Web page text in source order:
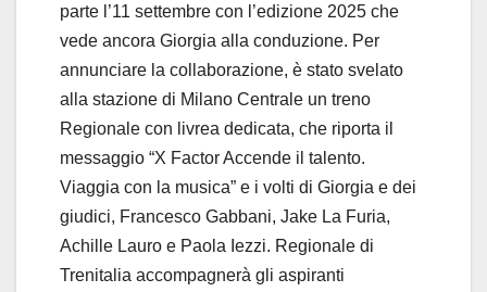
i
d
e
o
parte l’11 settembre con l’edizione 2025 che
vede ancora Giorgia alla conduzione. Per
annunciare la collaborazione, è stato svelato
alla stazione di Milano Centrale un treno
Regionale con livrea dedicata, che riporta il
messaggio “X Factor Accende il talento.
Viaggia con la musica” e i volti di Giorgia e dei
giudici, Francesco Gabbani, Jake La Furia,
Achille Lauro e Paola Iezzi. Regionale di
Trenitalia accompagnerà gli aspiranti